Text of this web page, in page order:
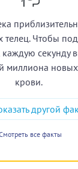
Чтобы
секунду
миллиона
крови.
другой
все факты